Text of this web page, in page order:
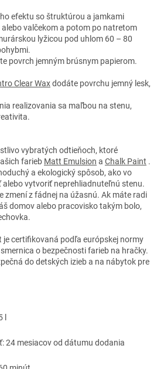
efektu so štruktúrou a jamkami
valčekom a potom po natretom
lyžicou pod uhlom 60 – 80
povrch jemným brúsnym papierom.
Clear Waxdodáte povrchu jemný lesk,
realizovania sa maľbou na stenu,
vybratých odtieňoch, ktoré
farieb Matt Emulsion a Chalk Paint .
a ekologický spôsob, ako vo
vytvoriť neprehliadnuteľnú stenu.
zmení z fádnej na úžasnú. Ak máte radi
domov alebo pracovisko takým bolo,
certifikovaná podľa európskej normy
o bezpečnosti farieb na hračky.
do detských izieb a na nábytok pre
24 mesiacov od dátumu dodania